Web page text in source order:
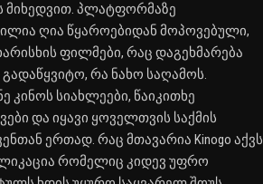
მიხედვით. პლატფორმაზე
ღია წყაროებიდან მოპოვებული,
ფილმები, რაც დაგეხმარება
რა ნახო საღამოს.
კინოს სიახლეები, წაიკითხე
და იყავი ყოველთვის საქმის
ერთად. რაც მთავარია Kinogo აქვს
რომელიც კიდევ უფრო